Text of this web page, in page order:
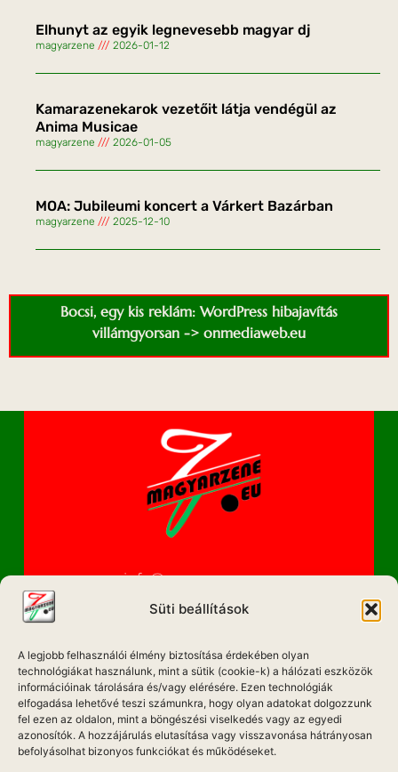
Süti beállítások
A legjobb felhasználói élmény biztosítása érdekében olyan
technológiákat használunk, mint a sütik (cookie-k) a hálózati eszközök
információinak tárolására és/vagy elérésére. Ezen technológiák
elfogadása lehetővé teszi számunkra, hogy olyan adatokat dolgozzunk
fel ezen az oldalon, mint a böngészési viselkedés vagy az egyedi
azonosítók. A hozzájárulás elutasítása vagy visszavonása hátrányosan
befolyásolhat bizonyos funkciókat és működéseket.
Elhunyt az egyik legnevesebb magyar dj
magyarzene 2026-01-12
Kamarazenekarok vezetőit látja vendégül az
Anima Musicae
magyarzene 2026-01-05
MOA: Jubileumi koncert a Várkert Bazárban
magyarzene 2025-12-10
Bocsi, egy kis reklám: WordPress hibajavítás
villámgyorsan -> onmediaweb.eu
info@magyarzene.eu
IMPRESSZUM
ETIKAI KÓDEX
MÉDIA AJÁNLAT
ADATKEZELÉSI NYILATKOZAT